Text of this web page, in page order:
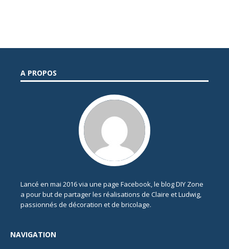
A PROPOS
Lancé en mai 2016 via une page Facebook, le blog DIY Zone
a pour but de partager les réalisations de Claire et Ludwig,
passionnés de décoration et de bricolage.
NAVIGATION